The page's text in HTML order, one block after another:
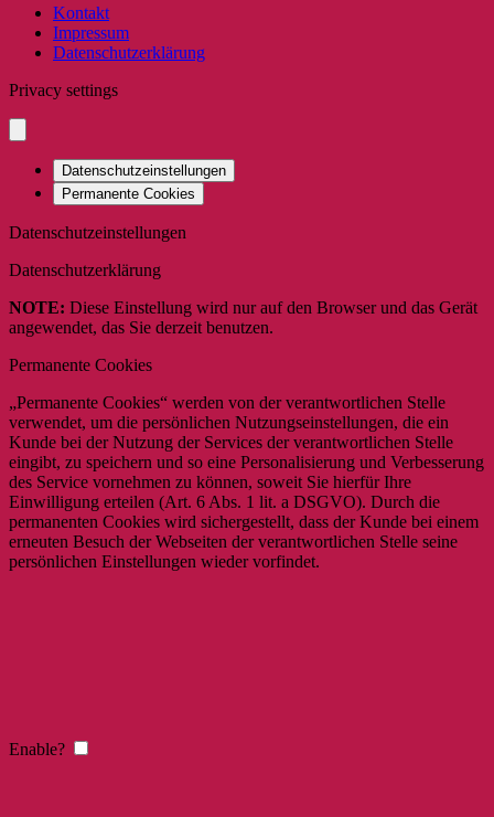
Kontakt
Impressum
Datenschutzerklärung
Privacy settings
Datenschutzeinstellungen
Permanente Cookies
Datenschutzeinstellungen
Datenschutzerklärung
NOTE: Diese Einstellung wird nur auf den Browser und das Gerät
angewendet, das Sie derzeit benutzen.
Permanente Cookies
„Permanente Cookies“ werden von der verantwortlichen Stelle
verwendet, um die persönlichen Nutzungseinstellungen, die ein
Kunde bei der Nutzung der Services der verantwortlichen Stelle
eingibt, zu speichern und so eine Personalisierung und Verbesserung
des Service vornehmen zu können, soweit Sie hierfür Ihre
Einwilligung erteilen (Art. 6 Abs. 1 lit. a DSGVO). Durch die
permanenten Cookies wird sichergestellt, dass der Kunde bei einem
erneuten Besuch der Webseiten der verantwortlichen Stelle seine
persönlichen Einstellungen wieder vorfindet.
Enable?